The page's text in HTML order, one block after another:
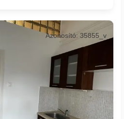
Azonosító: 35855_v